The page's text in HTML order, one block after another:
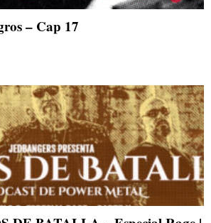
– Cap 17